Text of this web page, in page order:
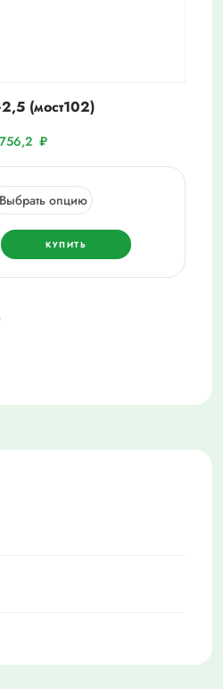
(мост102)
756,2 ₽
КУПИТЬ